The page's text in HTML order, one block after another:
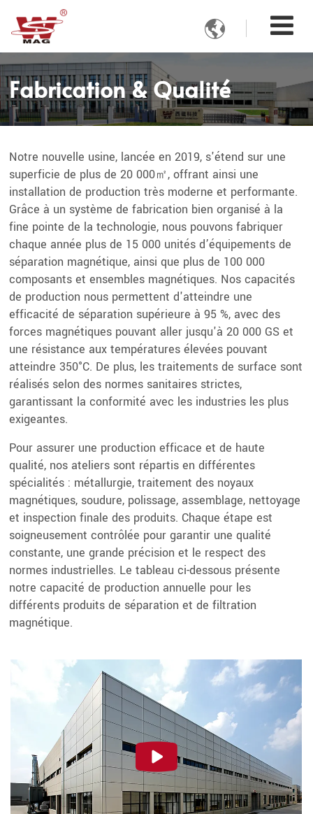

Fabrication & Qualité
Notre nouvelle usine, lancée en 2019, s'étend sur une
superficie de plus de 20 000㎡, offrant ainsi une
installation de production très moderne et performante.
Grâce à un système de fabrication bien organisé à la
fine pointe de la technologie, nous pouvons fabriquer
chaque année plus de 15 000 unités d’équipements de
séparation magnétique, ainsi que plus de 100 000
composants et ensembles magnétiques. Nos capacités
de production nous permettent d'atteindre une
efficacité de séparation supérieure à 95 %, avec des
forces magnétiques pouvant aller jusqu'à 20 000 GS et
une résistance aux températures élevées pouvant
atteindre 350°C. De plus, les traitements de surface sont
réalisés selon des normes sanitaires strictes,
garantissant la conformité avec les industries les plus
exigeantes.
Pour assurer une production efficace et de haute
qualité, nos ateliers sont répartis en différentes
spécialités : métallurgie, traitement des noyaux
magnétiques, soudure, polissage, assemblage, nettoyage
et inspection finale des produits. Chaque étape est
soigneusement contrôlée pour garantir une qualité
constante, une grande précision et le respect des
normes industrielles. Le tableau ci-dessous présente
notre capacité de production annuelle pour les
différents produits de séparation et de filtration
magnétique.